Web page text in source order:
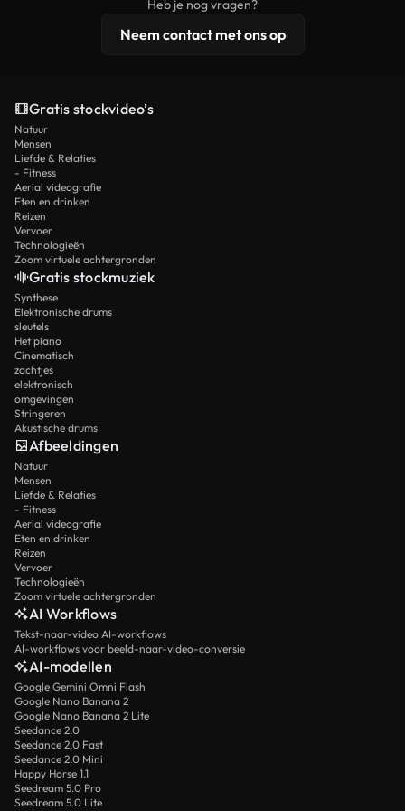
licentiebescherming omvat.
Heb je nog vragen?
Neem contact met ons op
Gratis stockvideo’s
Natuur
Mensen
Liefde & Relaties
- Fitness
Aerial videografie
Eten en drinken
Reizen
Vervoer
Technologieën
Zoom virtuele achtergronden
Gratis stockmuziek
Synthese
Elektronische drums
sleutels
Het piano
Cinematisch
zachtjes
elektronisch
omgevingen
Stringeren
Akustische drums
Afbeeldingen
Natuur
Mensen
Liefde & Relaties
- Fitness
Aerial videografie
Eten en drinken
Reizen
Vervoer
Technologieën
Zoom virtuele achtergronden
AI Workflows
Tekst-naar-video AI-workflows
AI-workflows voor beeld-naar-video-conversie
AI-modellen
Google Gemini Omni Flash
Google Nano Banana 2
Google Nano Banana 2 Lite
Seedance 2.0
Seedance 2.0 Fast
Seedance 2.0 Mini
Happy Horse 1.1
Seedream 5.0 Pro
Seedream 5.0 Lite